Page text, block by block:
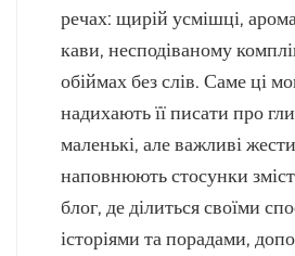
речах: щирій усмішці,
кави, несподіваному
обіймах без слів. Саме ці
надихають її писати про
маленькі, але важливі
наповнюють стосунки
блог, де ділиться своїми
історіями та порадами,